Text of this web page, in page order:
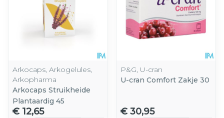
Arkocaps, Arkogelules,
Arkopharma
Arkocaps Struikheide
Plantaardig 45
€ 12,65
P&G, U-cran
U-cran Comfort Zakje 30
€ 30,95